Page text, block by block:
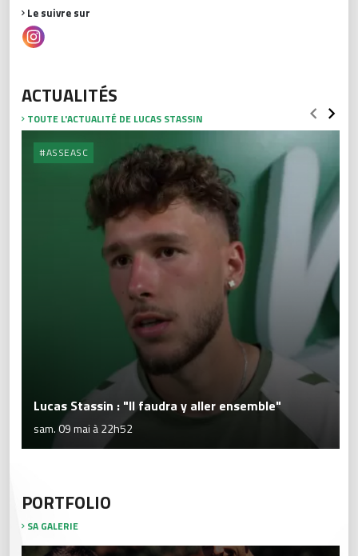
Le suivre sur
ACTUALITÉS
TOUTE L'ACTUALITÉ DE LUCAS STASSIN
#ASSEASC
Lucas Stassin : "Il faudra y aller ensemble"
sam. 09 mai à 22h52
PORTFOLIO
SA GALERIE